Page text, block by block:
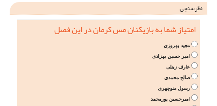
نظرسنجی
امتیاز شما به بازیکنان مس کرمان در این فصل
مجید بهروزی
امیر حسین بهزادی
عارف زینلی
صالح محمدی
رسول منوچهری
امیرحسین پورمحمد